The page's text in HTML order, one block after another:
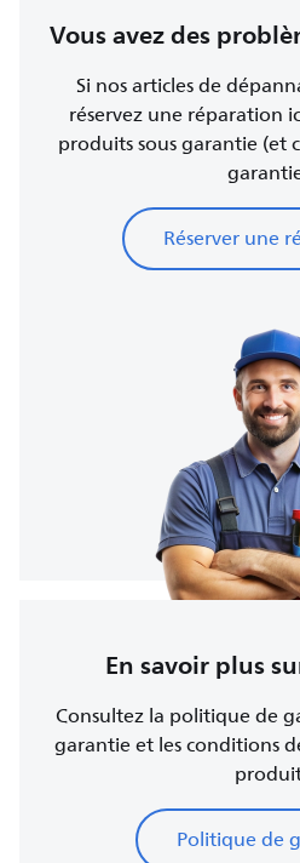
Vous avez des
Si nos articles de
réservez une réparation
produits sous garantie (et
Réserver une
En savoir plus
Consultez la politique de
garantie et les conditions
Politique de